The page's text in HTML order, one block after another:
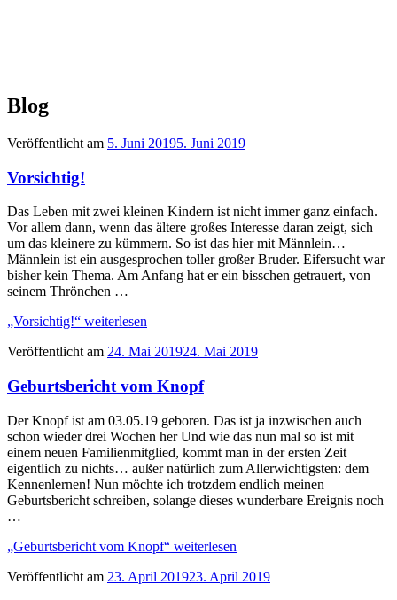
Blog
Veröffentlicht am 5. Juni 20195. Juni 2019
Vorsichtig!
Das Leben mit zwei kleinen Kindern ist nicht immer ganz einfach.
Vor allem dann, wenn das ältere großes Interesse daran zeigt, sich
um das kleinere zu kümmern. So ist das hier mit Männlein…
Männlein ist ein ausgesprochen toller großer Bruder. Eifersucht war
bisher kein Thema. Am Anfang hat er ein bisschen getrauert, von
seinem Thrönchen …
„Vorsichtig!“ weiterlesen
Veröffentlicht am 24. Mai 201924. Mai 2019
Geburtsbericht vom Knopf
Der Knopf ist am 03.05.19 geboren. Das ist ja inzwischen auch
schon wieder drei Wochen her Und wie das nun mal so ist mit
einem neuen Familienmitglied, kommt man in der ersten Zeit
eigentlich zu nichts… außer natürlich zum Allerwichtigsten: dem
Kennenlernen! Nun möchte ich trotzdem endlich meinen
Geburtsbericht schreiben, solange dieses wunderbare Ereignis noch
…
„Geburtsbericht vom Knopf“ weiterlesen
Veröffentlicht am 23. April 201923. April 2019